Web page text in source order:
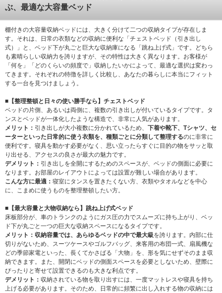
ぶ、最適な大容量ベッド
棚付きの大容量収納ベッドには、大きく分けて二つの収納タイプが存在しま
す。それは、日常の衣類などの収納に便利な「チェストベッド（引き出し
式）」と、ベッド下が丸ごと巨大な収納庫になる「跳ね上げ式」です。どちら
も素晴らしい収納力を誇りますが、その特性は大きく異なります。お客様が
「何を」「どのくらいの頻度で」収納したいかによって、最適な選択は変わっ
てきます。それぞれの特徴を詳しく比較し、あなたの暮らしに本当にフィット
する一台を見つけましょう。
■【整理整頓と日々の使い勝手なら】チェストベッド
ベッドの片側、あるいは両側に、複数の引き出しが付いているタイプです。タ
ンスとベッドが一体化したような構造で、非常に人気があります。
メリット： 引き出しが大小複数に分かれているため、 下着や靴下、Tシャツ、セ
ーターといった日常的に使う衣類を、種類ごとに分類して整理するのに非常に
便利です。寝具を動かす必要がなく、思い立ったらすぐに目的の物をサッと取
り出せる、アクセスの良さが最大の魅力です。
デメリット： 引き出しを全開にするためのスペースが、ベッドの側面に必要に
なります。お部屋のレイアウトによっては設置が難しい場合があります。
こんな方に最適： 寝室にタンスを置きたくない方、衣類やタオルなどを中心
に、こまめに使うものを整理整頓したい方。
■【最大容量と大物収納なら】跳ね上げ式ベッド
床板部分が、車のトランクのようにガス圧の力でスムーズに持ち上がり、ベッ
ド下が丸ごと一つの巨大な収納スペースになるタイプです。
メリット： 収納容量では、あらゆるベッドの中で最大級を誇ります。内部に仕
切りがないため、スーツケースやゴルフバッグ、来客用の布団一式、扇風機な
どの季節家電といった、長くてかさばる「大物」を、形を気にせずそのまま収
納できます。また、開閉にベッドの側面スペースを必要としないため、壁際に
ぴったりと寄せて設置できるのも大きな利点です。
デメリット： 収納されている物を取り出すには、一度マットレスや寝具を持ち
上げる必要があります。そのため、日常的に頻繁に出し入れする物の収納には